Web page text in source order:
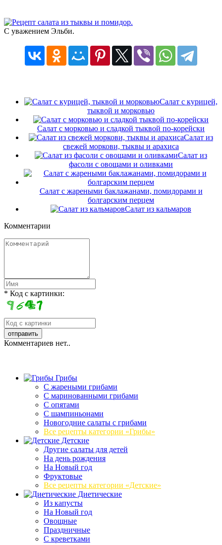
С уважением Эльби.
Салат с курицей,
тыквой и морковью
Салат с морковью и сладкой тыквой по-корейски
Салат из
свежей моркови, тыквы и арахиса
Салат из
фасоли с овощами и оливками
Салат с жареными баклажанами, помидорами и
болгарским перцем
Салат из кальмаров
Комментарии
* Код с картинки:
Комментариев нет..
Грибы
C жареными грибами
C маринованными грибами
C опятами
C шампиньонами
Новогодние салаты с грибами
Все рецепты категории «Грибы»
Детские
Другие салаты для детей
На день рождения
На Новый год
Фруктовые
Все рецепты категории «Детские»
Диетические
Из капусты
На Новый год
Овощные
Праздничные
С креветками